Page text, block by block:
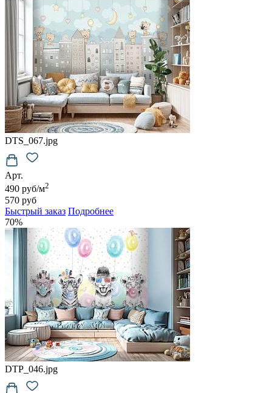
DTS_067.jpg
Арт.
490 руб/м2
570 руб
Быстрый заказ Подробнее
70%
DTP_046.jpg